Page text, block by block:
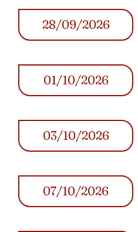
28/09/2026
01/10/2026
03/10/2026
07/10/2026